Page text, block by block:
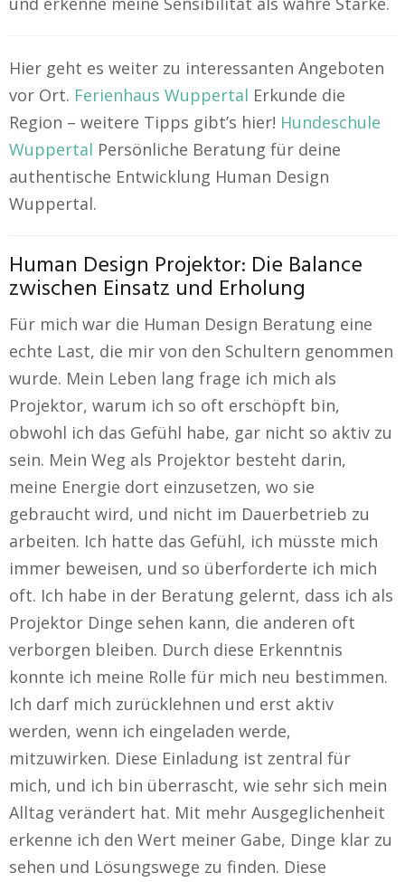
Hier geht es weiter zu interessanten Angeboten
vor Ort. Ferienhaus Wuppertal Erkunde die
Region – weitere Tipps gibt’s hier! Hundeschule
Wuppertal Persönliche Beratung für deine
authentische Entwicklung Human Design
Wuppertal.
Human Design Projektor: Die Balance
zwischen Einsatz und Erholung
Für mich war die Human Design Beratung eine
echte Last, die mir von den Schultern genommen
wurde. Mein Leben lang frage ich mich als
Projektor, warum ich so oft erschöpft bin,
obwohl ich das Gefühl habe, gar nicht so aktiv zu
sein. Mein Weg als Projektor besteht darin,
meine Energie dort einzusetzen, wo sie
gebraucht wird, und nicht im Dauerbetrieb zu
arbeiten. Ich hatte das Gefühl, ich müsste mich
immer beweisen, und so überforderte ich mich
oft. Ich habe in der Beratung gelernt, dass ich als
Projektor Dinge sehen kann, die anderen oft
verborgen bleiben. Durch diese Erkenntnis
konnte ich meine Rolle für mich neu bestimmen.
Ich darf mich zurücklehnen und erst aktiv
werden, wenn ich eingeladen werde,
mitzuwirken. Diese Einladung ist zentral für
mich, und ich bin überrascht, wie sehr sich mein
Alltag verändert hat. Mit mehr Ausgeglichenheit
erkenne ich den Wert meiner Gabe, Dinge klar zu
sehen und Lösungswege zu finden. Diese